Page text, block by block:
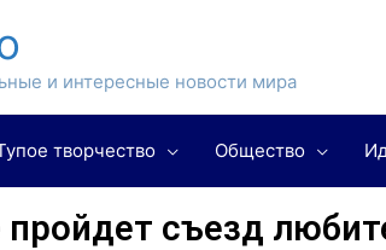
и интересные новости мира
творчество Общество
съезд